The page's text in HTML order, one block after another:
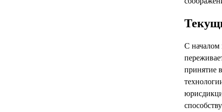
С началом
принятие